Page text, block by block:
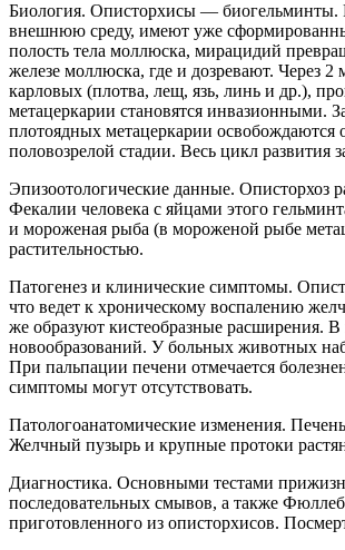
Биология. Описторхисы — биогельминты.
внешнюю среду, имеют уже
полость тела моллюска, мирацидий
железе моллюска, где и дозревают. Через
карловых (плотва, лещ, язь, линь и др.),
метацеркарии становятся инвазионными.
плотоядных метацеркарии освобождаются
половозрелой стадии. Весь цикл развития
Эпизоотологические данные. Описторхоз
Фекалии человека с яйцами этого
и мороженая рыба (в мороженой рыбе
растительностью.
Патогенез и клинические симптомы.
что ведет к хроническому воспалению
же образуют кистеобразные расширения.
новообразований. У больных животных
При пальпации печени отмечается
симптомы могут отсутствовать.
Патологоанатомические изменения.
Желчный пузырь и крупные протоки
Диагностика. Основными тестами
последовательных смывов, а также
приготовленного из описторхисов.